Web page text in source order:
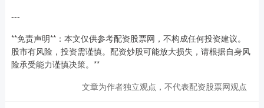
---
**免责声明**：本文仅供参考配资股票网，不构成任何投资建议。
股市有风险，投资需谨慎。配资炒股可能放大损失，请根据自身风
险承受能力谨慎决策。**
文章为作者独立观点，不代表配资股票网观点